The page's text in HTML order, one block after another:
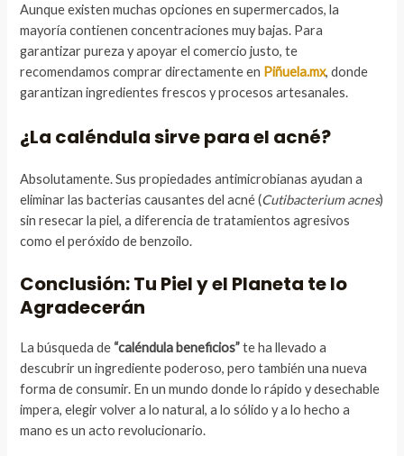
Aunque existen muchas opciones en supermercados, la
mayoría contienen concentraciones muy bajas. Para
garantizar pureza y apoyar el comercio justo, te
recomendamos comprar directamente en Piñuela.mx, donde
garantizan ingredientes frescos y procesos artesanales.
¿La caléndula sirve para el acné?
Absolutamente. Sus propiedades antimicrobianas ayudan a
eliminar las bacterias causantes del acné (Cutibacterium acnes)
sin resecar la piel, a diferencia de tratamientos agresivos
como el peróxido de benzoilo.
Conclusión: Tu Piel y el Planeta te lo
Agradecerán
La búsqueda de “caléndula beneficios”te ha llevado a
descubrir un ingrediente poderoso, pero también una nueva
forma de consumir. En un mundo donde lo rápido y desechable
impera, elegir volver a lo natural, a lo sólido y a lo hecho a
mano es un acto revolucionario.